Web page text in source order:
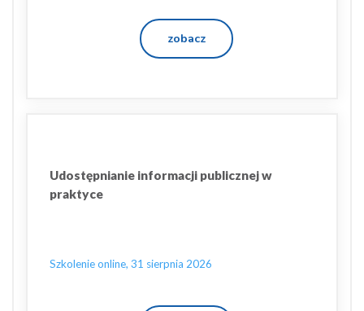
zobacz
Udostępnianie informacji publicznej w
praktyce
Szkolenie online, 31 sierpnia 2026